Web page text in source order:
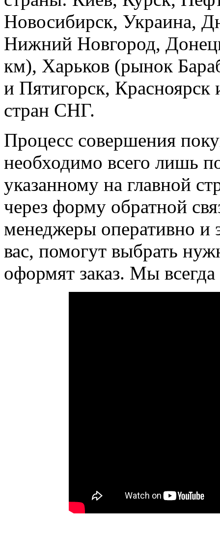
Новосибирск, Украина,
Нижний Новгород,
км), Харьков (рынок
и Пятигорск, Красноярск
стран СНГ.
Процесс совершения
необходимо всего лишь
указанному на главной
через форму обратной
менеджеры оперативно и
вас, помогут выбрать
оформят заказ. Мы